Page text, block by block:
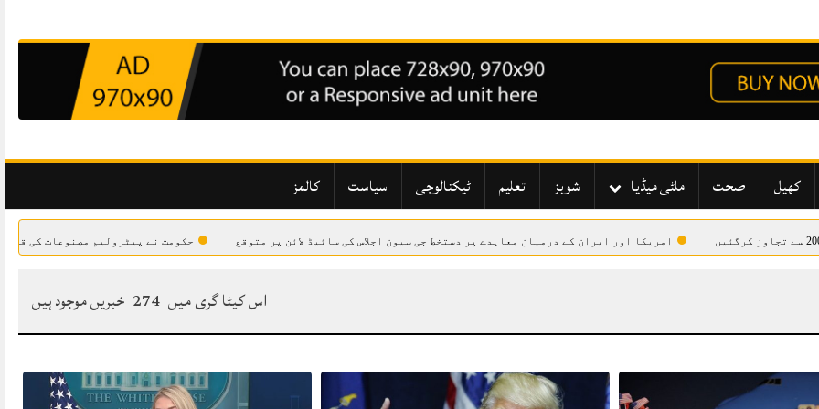
کھیل صحت ملٹی میڈیا شوبز تعلیم ٹیکنالوجی سیاست کالمز
امریکا اور ایران کے درمیان معاہدے پر دستخط جی سیون اجلاس کی سائیڈ لائن پر متوقع حکومت نے پیٹرولیم مصنوعات کی قیمتوں میں
اس کیٹا گری میں 274 خبریں موجود ہیں